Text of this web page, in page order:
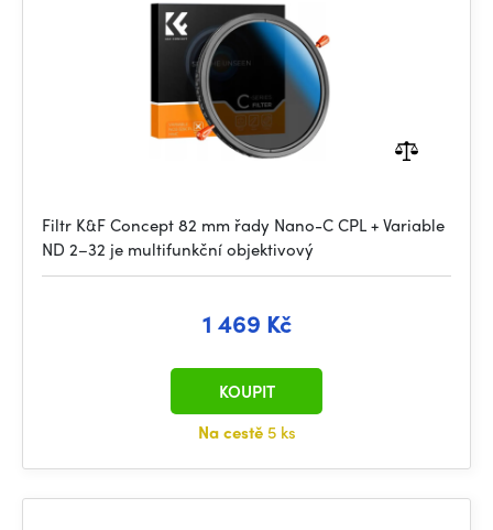
Filtr K&F Concept 82 mm řady Nano-C CPL + Variable
ND 2–32 je multifunkční objektivový
1 469 Kč
Na cestě 5 ks
KOUPIT